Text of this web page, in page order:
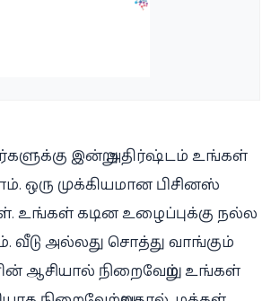
இன்று அதிர்ஷ்டம் உங்கள்
ஒரு முக்கியமான பிசினஸ்
உங்கள் கடின உழைப்புக்கு நல்ல
வீடு அல்லது சொத்து வாங்கும்
ஆசியால் நிறைவேறும். உங்கள்